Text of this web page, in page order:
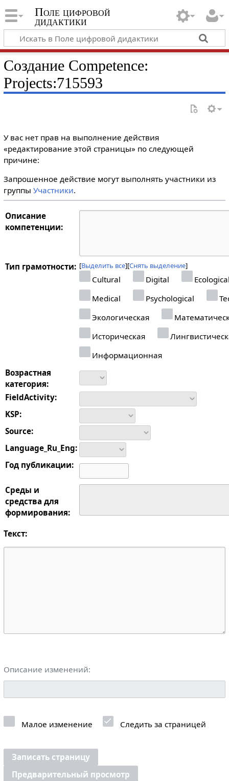
Поле цифровой
дидактики
Создание Competence:
Projects:715593
У вас нет прав на выполнение действия
«редактирование этой страницы» по следующей
причине:
Запрошенное действие могут выполнять участники из
группы Участники.
Описание
компетенции:
Тип грамотности: Выделить все Снять выделение
Cultural Digital
Medical
Psychological
Экологическая
Историческая
Информационная
Возрастная
категория:
FieldActivity:
KSP:
Source:
Language_Ru_Eng:
Год публикации:
Среды и
средства для
формирования:
Текст:
Описание изменений:
Малое изменение Следить за страницей
Записать страницу
Предварительный просмотр